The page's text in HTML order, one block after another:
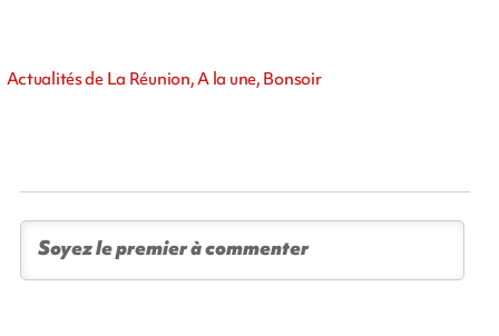
Actualités de La Réunion, A la une, Bonsoir